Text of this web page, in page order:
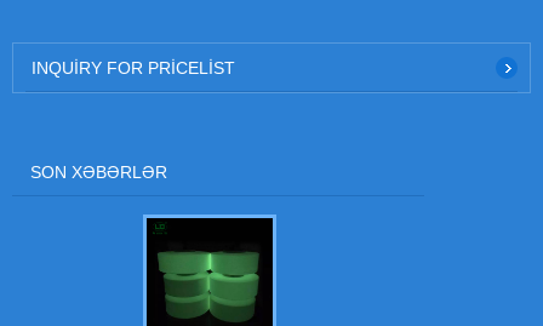
INQUIRY FOR PRICELIST
SON XƏBƏRLƏR